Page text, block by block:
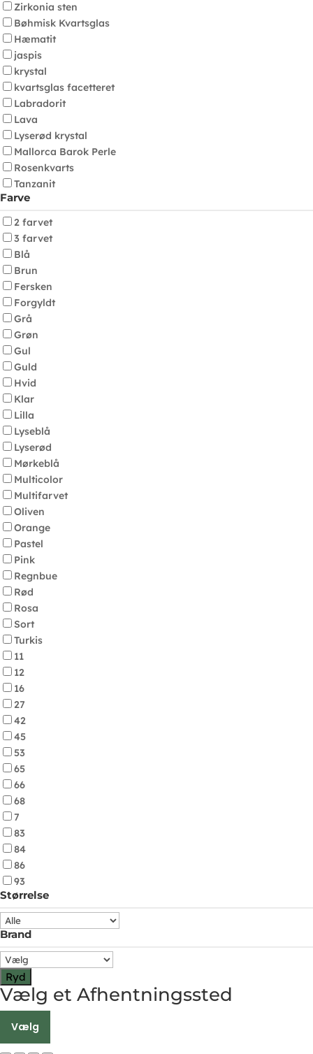
Zirkonia sten
Bøhmisk Kvartsglas
Hæmatit
jaspis
krystal
kvartsglas facetteret
Labradorit
Lava
Lyserød krystal
Mallorca Barok Perle
Rosenkvarts
Tanzanit
Farve
2 farvet
3 farvet
Blå
Brun
Fersken
Forgyldt
Grå
Grøn
Gul
Guld
Hvid
Klar
Lilla
Lyseblå
Lyserød
Mørkeblå
Multicolor
Multifarvet
Oliven
Orange
Pastel
Pink
Regnbue
Rød
Rosa
Sort
Turkis
11
12
16
27
42
45
53
65
66
68
7
83
84
86
93
Størrelse
Brand
Ryd
Vælg et Afhentningssted
Vælg